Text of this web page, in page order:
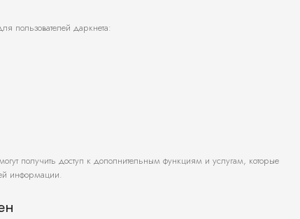
пользователей даркнета:
получить доступ к дополнительным функциям и услугам, которые
информации.